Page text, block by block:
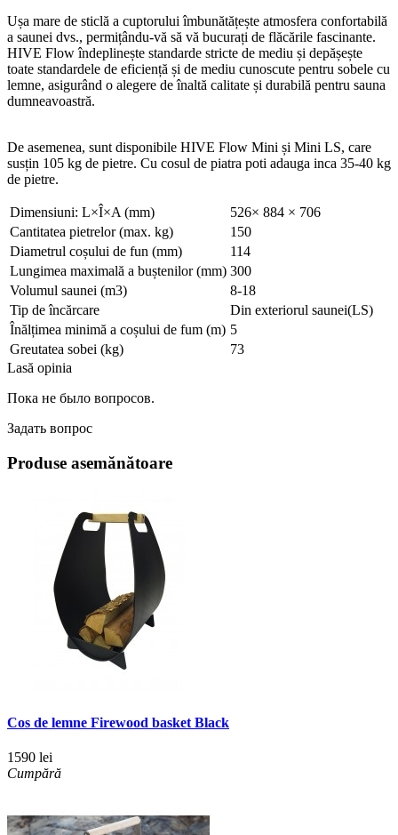
Ușa mare de sticlă a cuptorului îmbunătățește atmosfera confortabilă
a saunei dvs., permițându-vă să vă bucurați de flăcările fascinante.
HIVE Flow îndeplinește standarde stricte de mediu și depășește
toate standardele de eficiență și de mediu cunoscute pentru sobele cu
lemne, asigurând o alegere de înaltă calitate și durabilă pentru sauna
dumneavoastră.
De asemenea, sunt disponibile HIVE Flow Mini și Mini LS, care
susțin 105 kg de pietre. Cu cosul de piatra poti adauga inca 35-40 kg
de pietre.
Dimensiuni: L×Î×A (mm)
526× 884 × 706
Cantitatea pietrelor (max. kg)
150
Diametrul coșului de fun (mm)
114
Lungimea maximală a buștenilor (mm) 300
Volumul saunei (m3)
8-18
Tip de încărcare
Din exteriorul saunei(LS)
Înălțimea minimă a coșului de fum (m) 5
Greutatea sobei (kg)
73
Lasă opinia
Пока не было вопросов.
Задать вопрос
Produse asemănătoare
Cos de lemne Firewood basket Black
1590 lei
Cumpără